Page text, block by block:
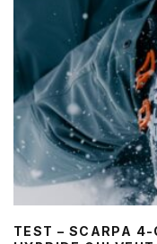
TEST – SCARPA 4-